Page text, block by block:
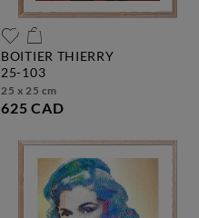
BOITIER THIERRY
25-103
25 x 25 cm
625 CAD